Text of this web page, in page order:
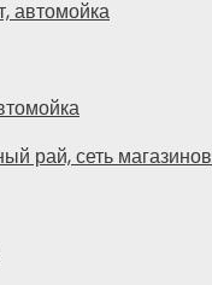
автомойка
рай, сеть магазинов